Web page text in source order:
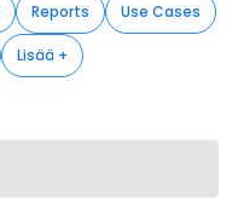
Reports Use Cases
Lisää +